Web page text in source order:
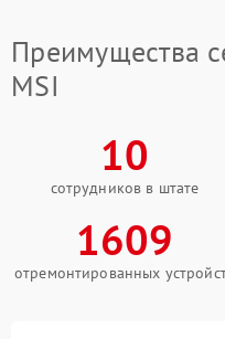
Преимущества
MSI
10
сотрудников в штате
1609
отремонтированных